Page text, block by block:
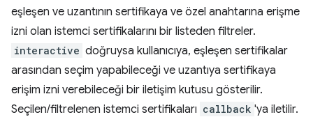
eşleşen ve uzantının sertifikaya ve özel anahtarına erişme
izni olan istemci sertifikalarını bir listeden filtreler.
interactive doğruysa kullanıcıya, eşleşen sertifikalar
arasından seçim yapabileceği ve uzantıya sertifikaya
erişim izni verebileceği bir iletişim kutusu gösterilir.
Seçilen/filtrelenen istemci sertifikaları callback 'ya iletilir.